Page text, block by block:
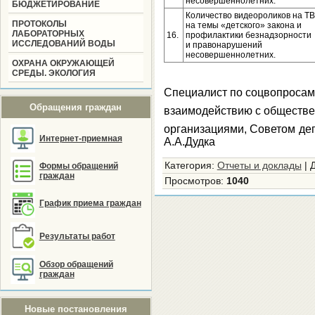
БЮДЖЕТИРОВАНИЕ
ПРОТОКОЛЫ
ЛАБОРАТОРНЫХ
ИССЛЕДОВАНИЙ ВОДЫ
ОХРАНА ОКРУЖАЮЩЕЙ
СРЕДЫ. ЭКОЛОГИЯ
Обращения граждан
Интернет-приемная
Формы обращений
граждан
График приема граждан
Результаты работ
Обзор обращений
граждан
Новые постановления
16.
Количество видеороликов на ТВ
на темы «детского» закона и
профилактики безнадзорности
и правонарушений
несовершеннолетних.
Специалист по
взаимодействию с
А.А.Дудка
Категория: Отчеты и доклады
Просмотров: 1040